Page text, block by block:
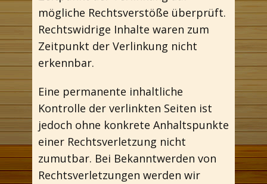
mögliche Rechtsverstöße überprüft.
Rechtswidrige Inhalte waren zum
Zeitpunkt der Verlinkung nicht
erkennbar.
Eine permanente inhaltliche
Kontrolle der verlinkten Seiten ist
jedoch ohne konkrete Anhaltspunkte
einer Rechtsverletzung nicht
zumutbar. Bei Bekanntwerden von
Rechtsverletzungen werden wir